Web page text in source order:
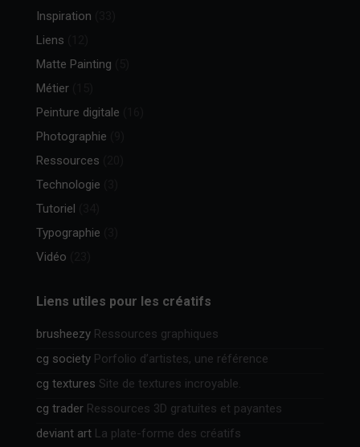
Inspiration
Liens
Matte Painting
Métier
Peinture digitale
Photographie
Ressources
Technologie
Tutoriel
Typographie
Vidéo
Liens utiles pour les créatifs
brusheezy Ressources graphiques
cg society Porfolio d’artistes, une référence
cg textures Site de textures incroyable.
cg trader Ressources 3D gratuites et payantes
deviant art La plate-forme des créatifs